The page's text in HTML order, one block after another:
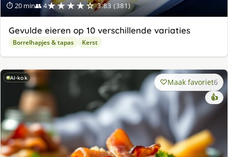
⏱ 20 min👥 4★★★★☆ 3.83 (381)
Gevulde eieren op 10 verschillende variaties
Borrelhapjes & tapas Kerst
AI-kok Maak favoriet6
👍